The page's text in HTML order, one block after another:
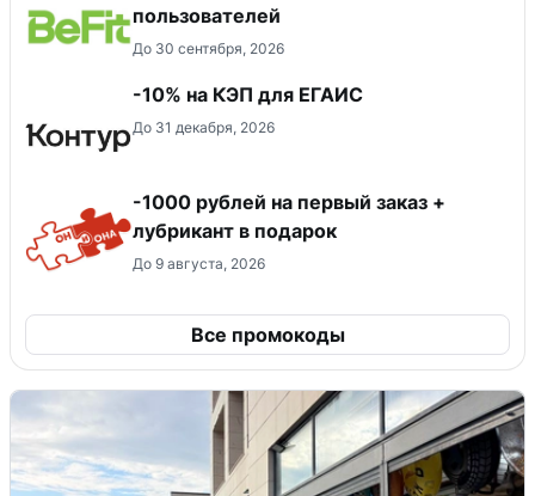
пользователей
До 30 сентября, 2026
-10% на КЭП для ЕГАИС
До 31 декабря, 2026
-1000 рублей на первый заказ +
лубрикант в подарок
До 9 августа, 2026
Все промокоды